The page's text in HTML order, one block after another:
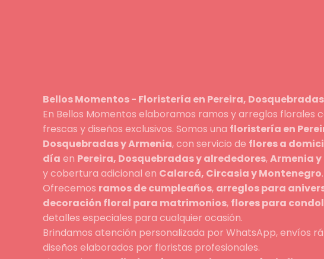
Bellos Momentos - Floristería en Pereira,
En Bellos Momentos elaboramos ramos y arreglos florales
frescas y diseños exclusivos. Somos una floristería en
Dosquebradas y Armenia, con servicio de flores a
día en Pereira, Dosquebradas y alrededores,Armenia
y cobertura adicional en Calarcá, Circasia y Montenegro.
Ofrecemos ramos de cumpleaños, arreglos para
decoración floral para matrimonios, flores para
detalles especiales para cualquier ocasión.
Brindamos atención personalizada por WhatsApp, envíos
diseños elaborados por floristas profesionales.